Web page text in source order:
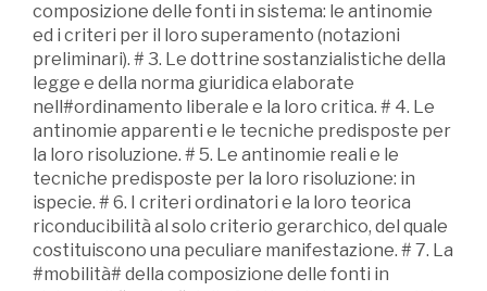
composizione delle fonti in sistema: le antinomie
ed i criteri per il loro superamento (notazioni
preliminari). # 3. Le dottrine sostanzialistiche della
legge e della norma giuridica elaborate
nell#ordinamento liberale e la loro critica. # 4. Le
antinomie apparenti e le tecniche predisposte per
la loro risoluzione. # 5. Le antinomie reali e le
tecniche predisposte per la loro risoluzione: in
ispecie. # 6. I criteri ordinatori e la loro teorica
riconducibilità al solo criterio gerarchico, del quale
costituiscono una peculiare manifestazione. # 7. La
#mobilità# della composizione delle fonti in